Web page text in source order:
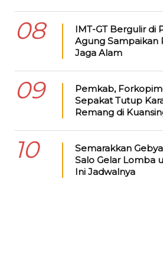
08
IMT-GT Bergulir di
Agung Sampaikan
Jaga Alam
09
Pemkab,
Sepakat Tutup
Remang di
10
Semarakkan
Salo Gelar Lomba
Ini Jadwalnya